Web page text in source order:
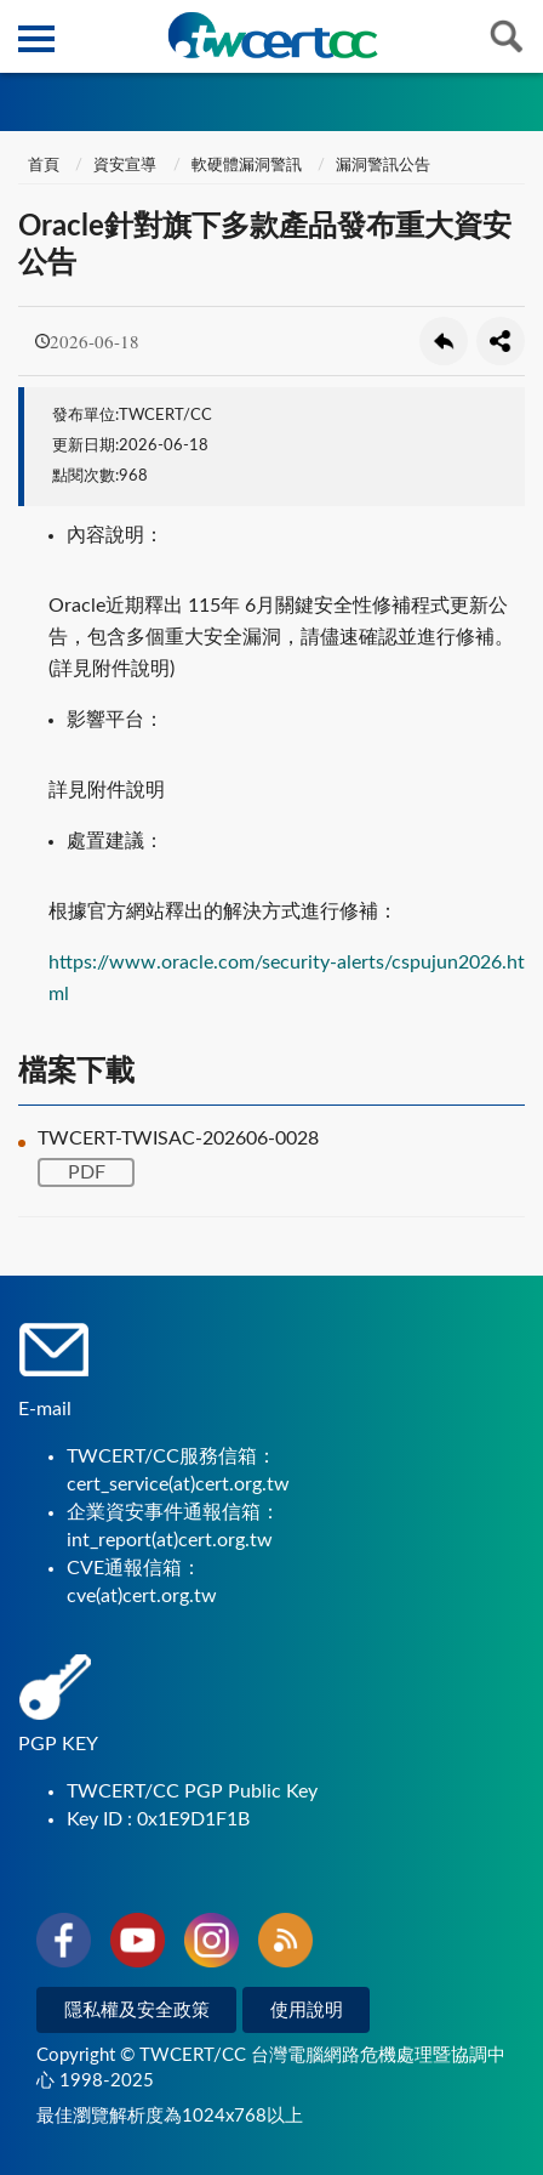
首頁 資安宣導 軟硬體漏洞警訊 漏洞警訊公告
Oracle針對旗下多款產品發布重大資安
公告
2026-06-18
發布單位:TWCERT/CC
更新日期:2026-06-18
點閱次數:968
內容說明：
Oracle近期釋出 115年 6月關鍵安全性修補程式更新公
告，包含多個重大安全漏洞，請儘速確認並進行修補。
(詳見附件說明)
影響平台：
詳見附件說明
處置建議：
根據官方網站釋出的解決方式進行修補：
https://www.oracle.com/security-alerts/cspujun2026.ht
ml
檔案下載
TWCERT-TWISAC-202606-0028
PDF
E-mail
TWCERT/CC服務信箱：
cert_service(at)cert.org.tw
企業資安事件通報信箱：
int_report(at)cert.org.tw
CVE通報信箱：
cve(at)cert.org.tw
PGP KEY
TWCERT/CC PGP Public Key
Key ID : 0x1E9D1F1B
隱私權及安全政策 使用說明
Copyright © TWCERT/CC 台灣電腦網路危機處理暨協調中
心 1998-2025
最佳瀏覽解析度為1024x768以上